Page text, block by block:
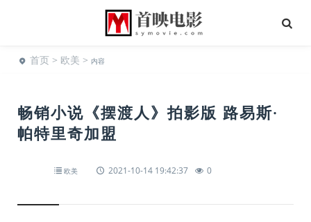
首页 > 欧美 > 内容
畅销小说《摆渡人》拍影版 路易斯·
帕特里奇加盟
欧美 2021-10-14 19:42:37 0